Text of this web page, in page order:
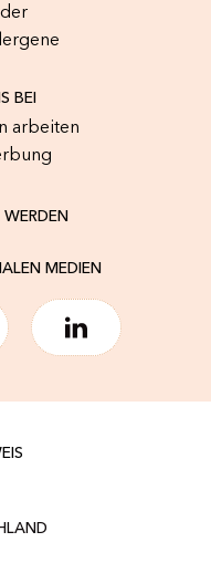
BEI
arbeiten
WERDEN
MEDIEN